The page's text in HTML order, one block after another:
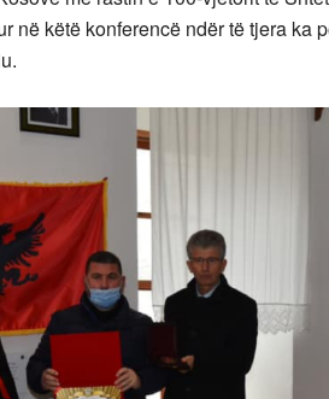
në këtë konferencë ndër të tjera ka